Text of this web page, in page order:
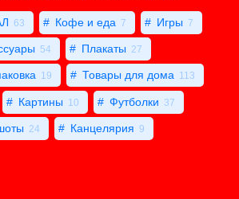
63 Кофе и еда 7 Игры 7
54 Плакаты 27
19 Товары для дома 113
Картины 10 Футболки 37
24 Канцелярия 9